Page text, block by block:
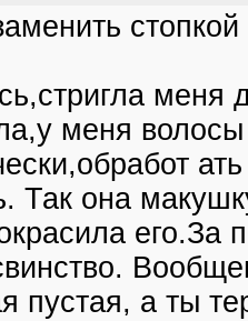
меня
меня
Так она
его.За
пустая, а ты